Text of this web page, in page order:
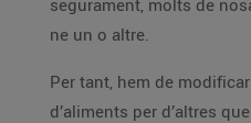
segurament, molts de
ne un o altre.
Per tant, hem de
d’aliments per d’altres